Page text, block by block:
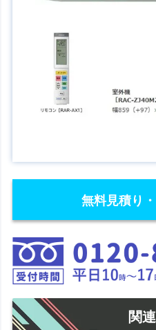
無料見積り
関